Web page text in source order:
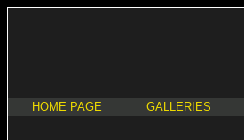
HOME PAGE GALLERIES